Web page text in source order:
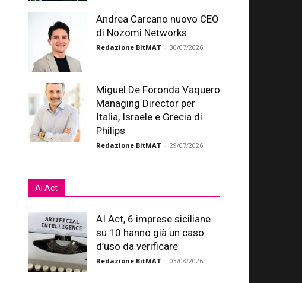
Andrea Carcano nuovo CEO
di Nozomi Networks
Redazione BitMAT - 30/07/2026
Miguel De Foronda Vaquero
Managing Director per
Italia, Israele e Grecia di
Philips
Redazione BitMAT - 29/07/2026
Ai Act
AI Act, 6 imprese siciliane
su 10 hanno già un caso
d’uso da verificare
Redazione BitMAT - 03/08/2026